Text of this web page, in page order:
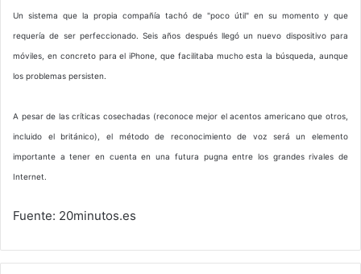
Un sistema que la propia compañía tachó de "poco útil" en su momento y que
requería de ser perfeccionado. Seis años después llegó un nuevo dispositivo para
móviles, en concreto para el iPhone, que facilitaba mucho esta la búsqueda, aunque
los problemas persisten.
A pesar de las críticas cosechadas (reconoce mejor el acentos americano que otros,
incluido el británico), el método de reconocimiento de voz será un elemento
importante a tener en cuenta en una futura pugna entre los grandes rivales de
Internet.
Fuente: 20minutos.es